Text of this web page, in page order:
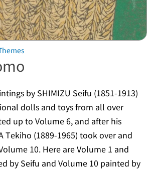
by SHIMIZU Seifu (1851-1913)
dolls and toys from all over
up to Volume 6, and after his
Tekiho (1889-1965) took over and
10. Here are Volume 1 and
by Seifu and Volume 10 painted by